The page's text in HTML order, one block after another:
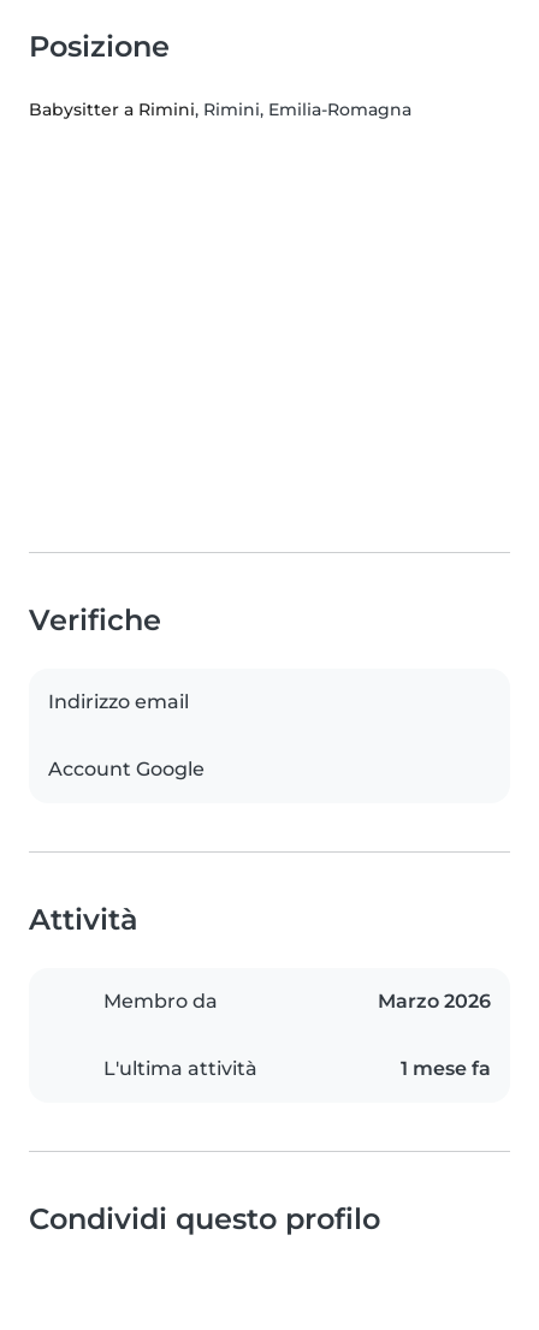
Posizione
Babysitter a Rimini, Rimini, Emilia-Romagna
Verifiche
Indirizzo email
Account Google
Attività
Membro da Marzo 2026
L'ultima attività 1 mese fa
Condividi questo profilo